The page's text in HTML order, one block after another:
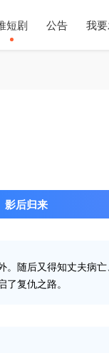
短剧 公告 我
影后归来
随后又得知丈夫病
复仇之路。